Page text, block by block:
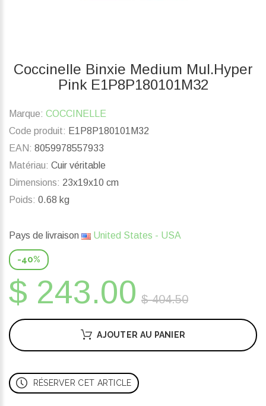
Coccinelle Binxie Medium Mul.Hyper
Pink E1P8P180101M32
Marque: COCCINELLE
Code produit: E1P8P180101M32
EAN: 8059978557933
Matériau: Cuir véritable
Dimensions: 23x19x10 cm
Poids: 0.68 kg
Pays de livraison United States - USA
-40%
$ 243.00 $ 404.50
AJOUTER AU PANIER
RÉSERVER CET ARTICLE